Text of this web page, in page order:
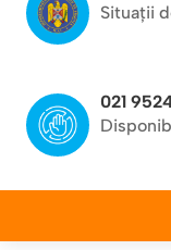
Situații
021